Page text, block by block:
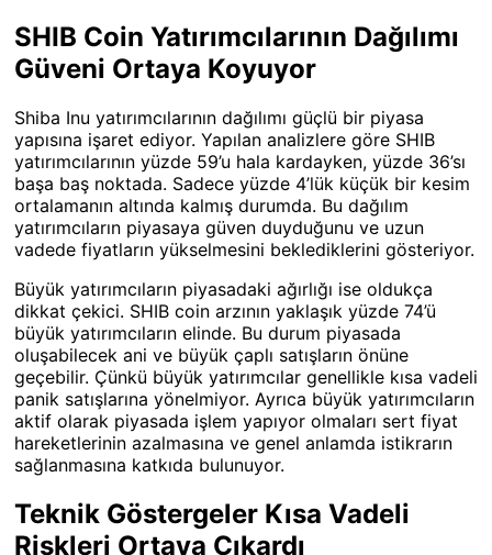
SHIB Coin Yatırımcılarının Dağılımı
Güveni Ortaya Koyuyor
Shiba Inu yatırımcılarının dağılımı güçlü bir piyasa
yapısına işaret ediyor. Yapılan analizlere göre SHIB
yatırımcılarının yüzde 59’u hala kardayken, yüzde 36’sı
başa baş noktada. Sadece yüzde 4’lük küçük bir kesim
ortalamanın altında kalmış durumda. Bu dağılım
yatırımcıların piyasaya güven duyduğunu ve uzun
vadede fiyatların yükselmesini beklediklerini gösteriyor.
Büyük yatırımcıların piyasadaki ağırlığı ise oldukça
dikkat çekici. SHIB coin arzının yaklaşık yüzde 74’ü
büyük yatırımcıların elinde. Bu durum piyasada
oluşabilecek ani ve büyük çaplı satışların önüne
geçebilir. Çünkü büyük yatırımcılar genellikle kısa vadeli
panik satışlarına yönelmiyor. Ayrıca büyük yatırımcıların
aktif olarak piyasada işlem yapıyor olmaları sert fiyat
hareketlerinin azalmasına ve genel anlamda istikrarın
sağlanmasına katkıda bulunuyor.
Teknik Göstergeler Kısa Vadeli
Riskleri Ortaya Çıkardı